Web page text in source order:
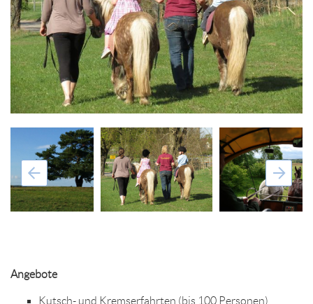
Angebote
Kutsch- und Kremserfahrten (bis 100 Personen)